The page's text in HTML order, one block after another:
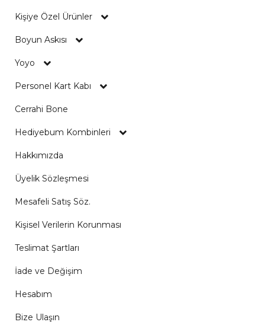
Kişiye Özel Ürünler
Boyun Askısı
Yoyo
Personel Kart Kabı
Cerrahi Bone
Hediyebum Kombinleri
Hakkımızda
Üyelik Sözleşmesi
Mesafeli Satış Söz.
Kişisel Verilerin Korunması
Teslimat Şartları
İade ve Değişim
Hesabım
Bize Ulaşın